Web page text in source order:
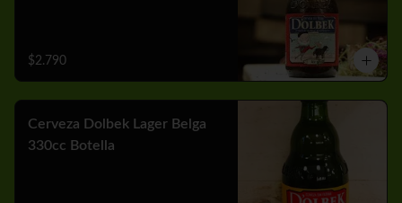
$2.790
Cerveza Dolbek Lager Belga
330cc Botella